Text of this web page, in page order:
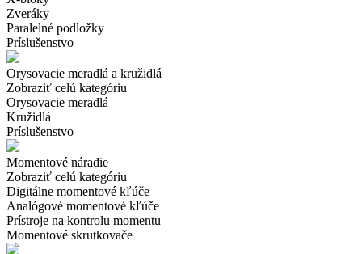
Zveráky
Paralelné podložky
Príslušenstvo
Orysovacie meradlá a kružidlá
Zobraziť celú kategóriu
Orysovacie meradlá
Kružidlá
Príslušenstvo
Momentové náradie
Zobraziť celú kategóriu
Digitálne momentové kľúče
Analógové momentové kľúče
Prístroje na kontrolu momentu
Momentové skrutkovače